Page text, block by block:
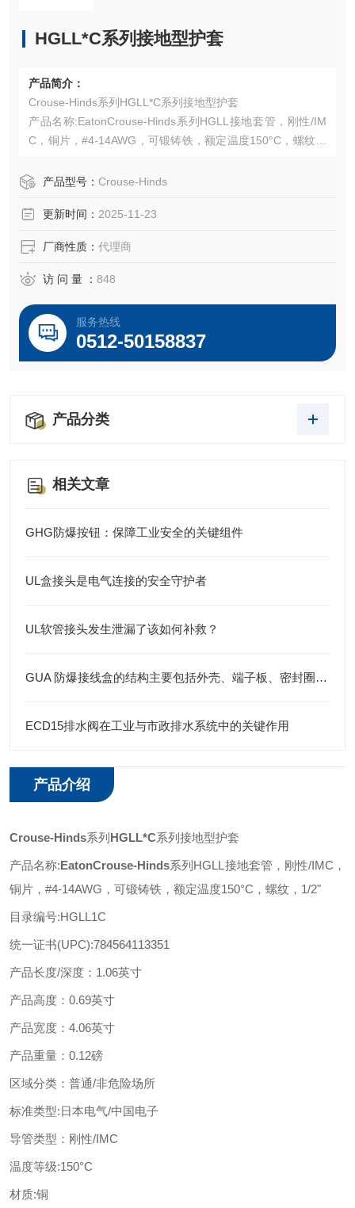
HGLL*C系列接地型护套
产品简介：
Crouse-Hinds系列HGLL*C系列接地型护套
产品名称:EatonCrouse-Hinds系列HGLL接地套管，刚性/IM
C，铜片，#4-14AWG，可锻铸铁，额定温度150°C，螺纹，
产品型号： Crouse-Hinds
更新时间： 2025-11-23
厂商性质： 代理商
访 问 量 ： 848
服务热线
0512-50158837
产品分类
相关文章
GHG防爆按钮：保障工业安全的关键组件
UL盒接头是电气连接的安全守护者
UL软管接头发生泄漏了该如何补救？
GUA 防爆接线盒的结构主要包括外壳、端子板、密封圈、接线孔等部分
ECD15排水阀在工业与市政排水系统中的关键作用
产品介绍
Crouse-Hinds系列 HGLL*C系列接地型护套
产品名称:EatonCrouse-Hinds系列 HGLL 接地套管，刚性/IMC，
铜 片， #4-14AWG，可锻铸铁，额定温度150°C，螺纹，1/2"
目录编号:HGLL1C
统一证书(UPC):784564113351
产品长度/深度： 1.06英寸
产品高度： 0.69英寸
产品宽度： 4.06英寸
产品重量： 0.12磅
区域分类： 普通/非危险场所
标准类型:日本电气/中国电子
导管类型： 刚性/IMC
温度等级:150°C
材质:铜